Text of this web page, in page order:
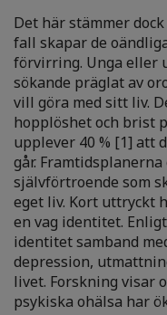
Det här stämmer
fall skapar de
förvirring. Unga eller
sökande präglat av
vill göra med sitt liv.
hopplöshet och brist
upplever 40 % [1] att
går.
självförtroende som
eget liv. Kort uttryckt
en vag identitet.
identitet samband
depression,
livet. Forskning visar
psykiska ohälsa har